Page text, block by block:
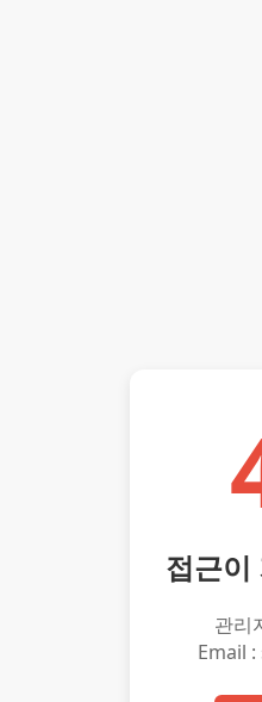
접근이
관리
Email